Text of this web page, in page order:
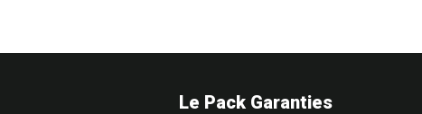
Le Pack Garanties